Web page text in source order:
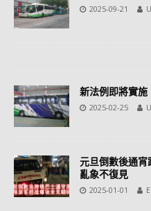
2025-09-21
新法例即將實施
2025-02-25
元旦倒數後通
亂象不復見
2025-01-01